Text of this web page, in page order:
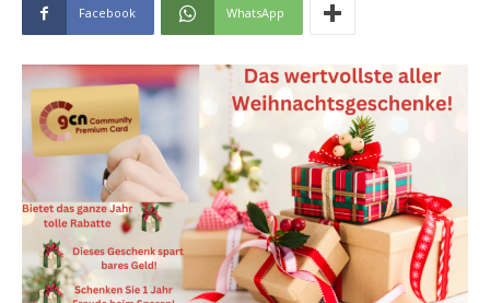
Facebook WhatsApp